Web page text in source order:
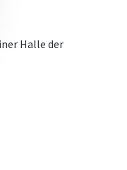
Halle der